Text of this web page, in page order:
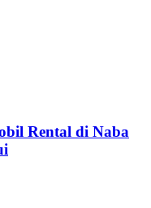
Rental di Naba